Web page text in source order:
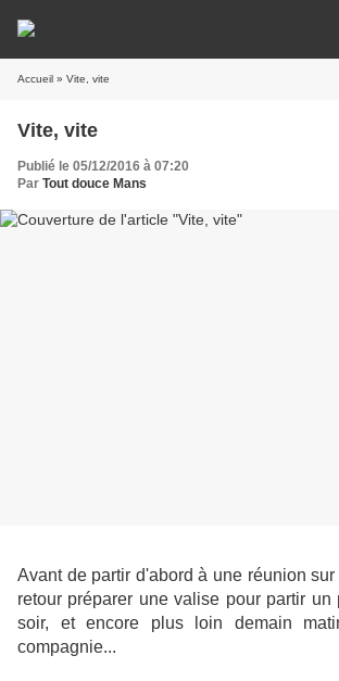
Accueil » Vite, vite
Vite, vite
Publié le 05/12/2016 à 07:20
Par Tout douce Mans
Avant de partir d'abord à une réunion sur
retour préparer une valise pour partir
soir, et encore plus loin demain
compagnie...